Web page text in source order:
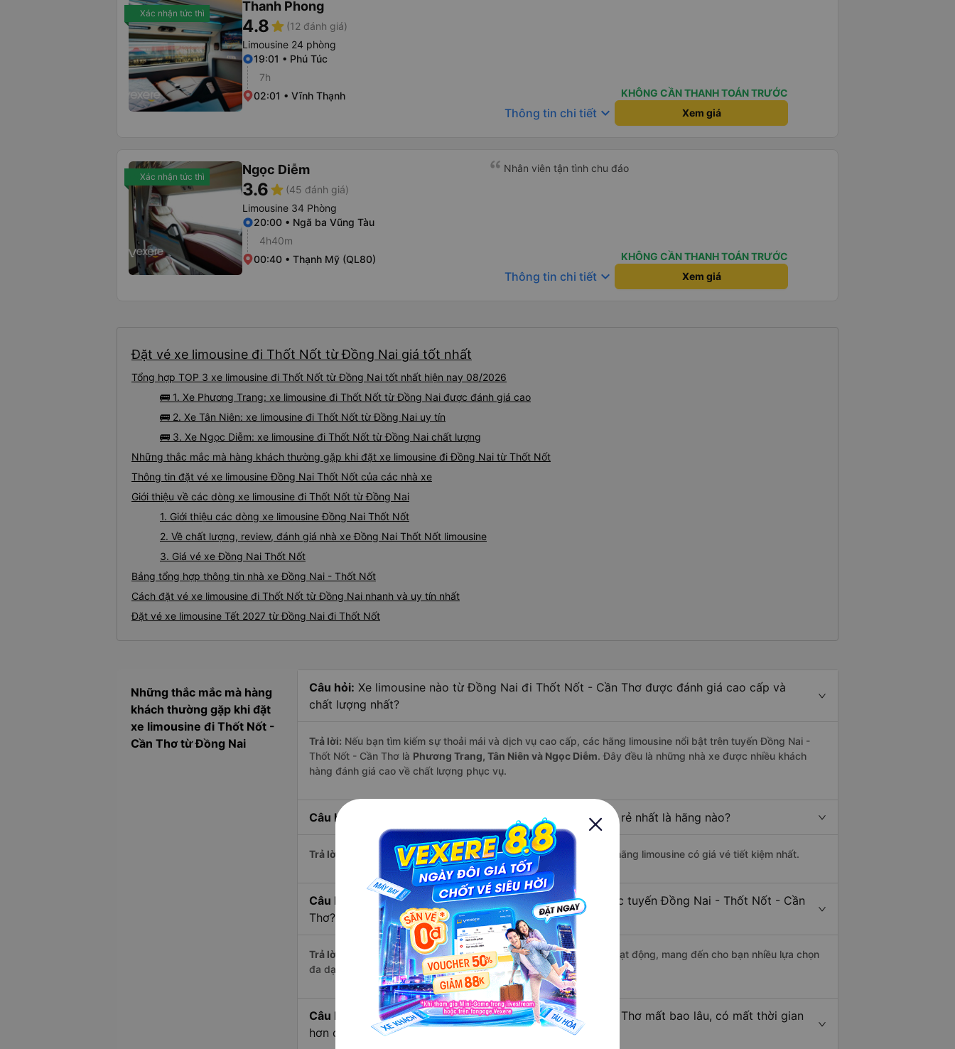
Xác nhận tức thì Thanh Phong
4.8star (12 đánh giá)
Limousine 24 phòng
19:01 • Phú Túc
7h
02:01 • Vĩnh Thạnh
KHÔNG CẦN THANH TOÁN TRƯỚC
Thông tin chi tiết keyboard_arrow_down Xem giá
Xác nhận tức thì Ngọc Diễm
3.6star (45 đánh giá)
Limousine 34 Phòng
20:00 • Ngã ba Vũng Tàu
4h40m
00:40 • Thạnh Mỹ (QL80)
Nhân viên tận tình chu đáo
KHÔNG CẦN THANH TOÁN TRƯỚC
Thông tin chi tiết keyboard_arrow_down Xem giá
Đặt vé xe limousine đi Thốt Nốt từ Đồng Nai giá tốt nhất
Tổng hợp TOP 3 xe limousine đi Thốt Nốt từ Đồng Nai tốt nhất hiện nay 08/2026
🚌 1. Xe Phương Trang: xe limousine đi Thốt Nốt từ Đồng Nai được đánh giá cao
🚌 2. Xe Tân Niên: xe limousine đi Thốt Nốt từ Đồng Nai uy tín
🚌 3. Xe Ngọc Diễm: xe limousine đi Thốt Nốt từ Đồng Nai chất lượng
Những thắc mắc mà hàng khách thường gặp khi đặt xe limousine đi Đồng Nai từ Thốt Nốt
Thông tin đặt vé xe limousine Đồng Nai Thốt Nốt của các nhà xe
Giới thiệu về các dòng xe limousine đi Thốt Nốt từ Đồng Nai
1. Giới thiệu các dòng xe limousine Đồng Nai Thốt Nốt
2. Về chất lượng, review, đánh giá nhà xe Đồng Nai Thốt Nốt limousine
3. Giá vé xe Đồng Nai Thốt Nốt
Bảng tổng hợp thông tin nhà xe Đồng Nai - Thốt Nốt
Cách đặt vé xe limousine đi Thốt Nốt từ Đồng Nai nhanh và uy tín nhất
Đặt vé xe limousine Tết 2027 từ Đồng Nai đi Thốt Nốt
Những thắc mắc mà hàng
khách thường gặp khi đặt
xe limousine đi Thốt Nốt -
Cần Thơ từ Đồng Nai
Câu hỏi: Xe limousine nào từ Đồng Nai đi Thốt Nốt - Cần Thơ được đánh giá cao cấp và
chất lượng nhất?
Trả lời: Nếu bạn tìm kiếm sự thoải mái và dịch vụ cao cấp, các hãng limousine nổi bật trên tuyến Đồng Nai -
Thốt Nốt - Cần Thơ là Phương Trang, Tân Niên và Ngọc Diễm. Đây đều là những nhà xe được nhiều khách
hàng đánh giá cao về chất lượng phục vụ.
Câu hỏi: Hãng xe limousine đi Thốt Nốt - Cần Thơ có giá rẻ nhất là hãng nào?
Trả lời: Với mức giá chỉ từ220.000đồng,Phương Trang hiện là hãng limousine có giá vé tiết kiệm nhất.
Câu hỏi:
Hiện nay có bao nhiêu nhà xe limousine khai thác tuyến Đồng Nai - Thốt Nốt - Cần
Thơ?
Trả lời: Trên tuyến đường này hiện có3nhà xelimousine
đang hoạt động, mang đến cho bạn nhiều lựa chọn
đa dạng về dịch vụ và mức giá.
Câu hỏi:
Đi xe limousine từ Đồng Nai đến Thốt Nốt - Cần Thơ mất bao lâu, có mất thời gian
hơn các loại phương tiện khác hay không?